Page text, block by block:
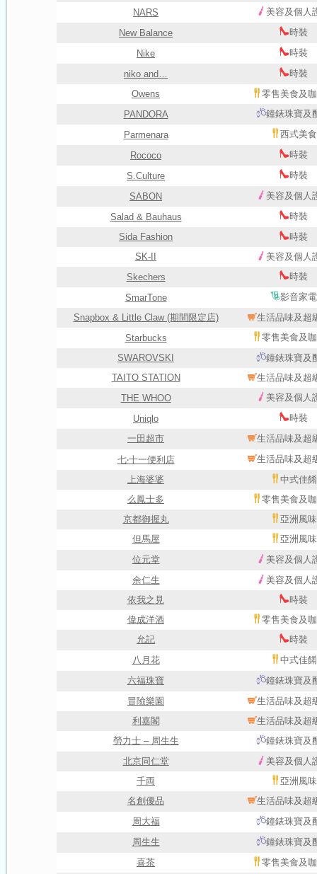
NARS
美容及個人
New Balance
時裝
Nike
時裝
niko and…
時裝
Owens
零售美食及
PANDORA
鐘錶珠寶及
Parmenara
西式美食
Rococo
時裝
S.Culture
時裝
SABON
美容及個人
Salad & Bauhaus
時裝
Sida Fashion
時裝
SK-II
美容及個人
Skechers
時裝
SmarTone
影音家電
Snapbox & Little Claw (期間限定店)
生活品味及超
Starbucks
零售美食及
SWAROVSKI
鐘錶珠寶及
TAITO STATION
生活品味及超
THE WHOO
美容及個人
Uniqlo
時裝
一田超市
生活品味及超
七‧十一便利店
生活品味及超
上海婆婆
中式佳餚
么鳳士多
零售美食及
京都御握丸
亞洲風味
但馬屋
亞洲風味
位元堂
美容及個人
余仁生
美容及個人
依我之見
時裝
偉成洋酒
零售美食及
允記
時裝
八月花
中式佳餚
六福珠寶
鐘錶珠寶及
冒險樂園
生活品味及超
利嘉閣
生活品味及超
勞力士 – 周生生
鐘錶珠寶及
北京同仁堂
美容及個人
千両
亞洲風味
名創優品
生活品味及超
周大福
鐘錶珠寶及
周生生
鐘錶珠寶及
喜茶
零售美食及